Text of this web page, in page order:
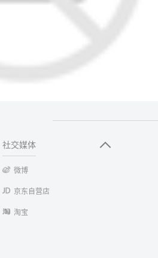
社交媒体
微博
京东自营店
淘宝